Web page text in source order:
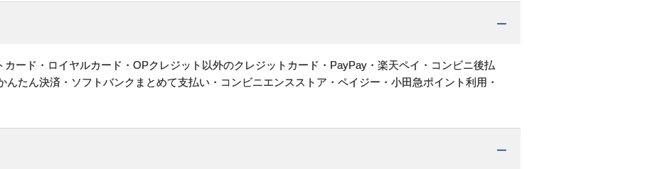
ード・ロイヤルカード・OPクレジット以外のクレジットカード・PayPay・楽天ペイ・コンビニ後払
んたん決済・ソフトバンクまとめて支払い・コンビニエンスストア・ペイジー・小田急ポイント利用・